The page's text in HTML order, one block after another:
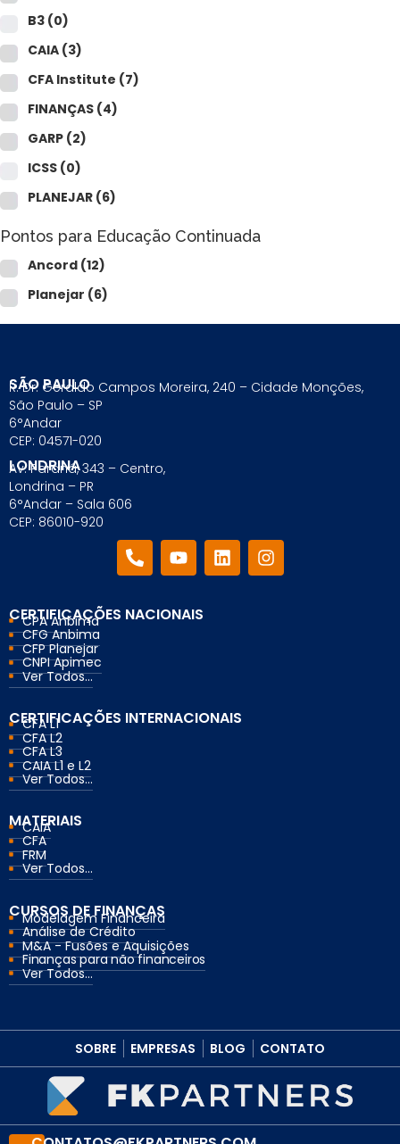
B3 (0)
CAIA (3)
CFA Institute (7)
FINANÇAS (4)
GARP (2)
ICSS (0)
PLANEJAR (6)
Pontos para Educação Continuada
Ancord (12)
Planejar (6)
SÃO PAULO
R. Dr. Geraldo Campos Moreira, 240 – Cidade Monções,
São Paulo – SP
6°Andar
CEP: 04571-020
LONDRINA
Av. Paraná, 343 – Centro,
Londrina – PR
6°Andar – Sala 606
CEP: 86010-920
CERTIFICAÇÕES NACIONAIS
CPA Anbima
CFG Anbima
CFP Planejar
CNPI Apimec
Ver Todos...
CERTIFICAÇÕES INTERNACIONAIS
CFA L1
CFA L2
CFA L3
CAIA L1 e L2
Ver Todos...
MATERIAIS
CAIA
CFA
FRM
Ver Todos...
CURSOS DE FINANÇAS
Modelagem Financeira
Análise de Crédito
M&A - Fusões e Aquisições
Finanças para não financeiros
Ver Todos...
SOBRE EMPRESAS BLOG CONTATO